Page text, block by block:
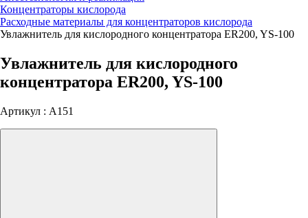
Концентраторы кислорода
Расходные материалы для концентраторов кислорода
Увлажнитель для кислородного концентратора ER200, YS-100
Увлажнитель для кислородного
концентратора ER200, YS-100
Артикул : A151